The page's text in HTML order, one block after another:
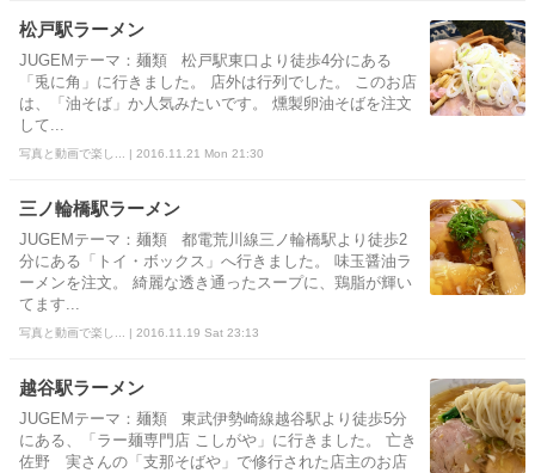
松戸駅ラーメン
JUGEMテーマ：麺類 松戸駅東口より徒歩4分にある
「兎に角」に行きました。 店外は行列でした。 このお店
は、「油そば」か人気みたいです。 燻製卵油そばを注文
して...
写真と動画で楽し... | 2016.11.21 Mon 21:30
三ノ輪橋駅ラーメン
JUGEMテーマ：麺類 都電荒川線三ノ輪橋駅より徒歩2
分にある「トイ・ボックス」へ行きました。 味玉醤油ラ
ーメンを注文。 綺麗な透き通ったスープに、鶏脂が輝い
てます...
写真と動画で楽し... | 2016.11.19 Sat 23:13
越谷駅ラーメン
JUGEMテーマ：麺類 東武伊勢崎線越谷駅より徒歩5分
にある、「ラー麺専門店 こしがや」に行きました。 亡き
佐野 実さんの「支那そばや」で修行された店主のお店